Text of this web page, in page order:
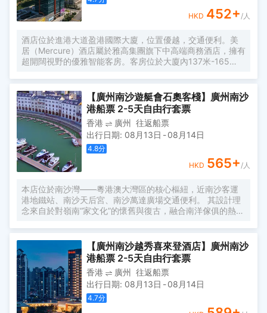
同時，酒店擁有1,600平方米的宴會及會議場地以及寬敞的戶
外草坪，可滿足不同的會議及宴會需求，無論商務出行亦或
HKD 452+ /人
酒店位於進港大道盈港國際大廈，位置優越，交通便利。美
居（Mercure）酒店屬於雅高集團旗下中高端商務酒店，擁有
超開闊視野的優雅智能客房。客房位於大廈內137米-165
底。由國際著名設計師周光明先生傾力打造的莫蘭迪色系風
格客房，簡約唯美又精緻典雅，是商務人士出差首善之選。
酒店客房內配有恒温恒壓淋浴、全交換新風系統，高級自動
智能馬桶及科勒浴缸，AI客控系統給您帶來全新的入住體
驗。酒店全體工作人員攜人工智能機器人小美在“Make A
Day A Better Day”的理念下靜候您的光臨。
【廣州南沙遊艇會石奧客棧】廣州南沙
港船票 2-5天自由行套票
香港 廣州 往返船票
出行日期: 08月13日 -08月14日
4.8分
HKD 565+ /人
本店位於南沙灣——粵港澳大灣區的核心樞紐，近南沙客運
港地鐵站、南沙天后宮、南沙萬達廣場交通便利。 其設計理
念來自於對嶺南“家文化”的懷舊與復古，融合南洋傢俱的熱情
與南洋風情的輕鬆茶室精品酒店，在經典家居與裝潢中重逢
嶺南文化的歸屬感。 客棧共五層，一層為大堂及茶室，二至
五層為客房，寬敞、舒適、風格各異的客房眾多；供賓客休
閒暢談的石奧茶室，主要提供早餐、茶點、飲品、簡餐等服
務；同時亦與中國大陸獲得“五金錨”獎的南沙遊艇會提供宴
會/婚宴/會議、中西式餐飲、遊艇觀光/租賃、帆船租賃/體
驗、遊艇帆船駕證考取等不同種服務功能，打造出一種特色
的休閒度假空間。
【廣州南沙越秀喜來登酒店】廣州南沙
港船票 2-5天自由行套票
香港 廣州 往返船票
出行日期: 08月13日 -08月14日
4.7分